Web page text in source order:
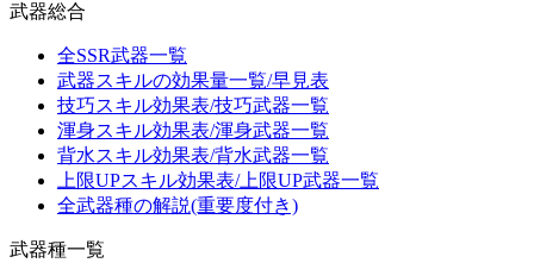
武器総合
全SSR武器一覧
武器スキルの効果量一覧/早見表
技巧スキル効果表/技巧武器一覧
渾身スキル効果表/渾身武器一覧
背水スキル効果表/背水武器一覧
上限UPスキル効果表/上限UP武器一覧
全武器種の解説(重要度付き)
武器種一覧